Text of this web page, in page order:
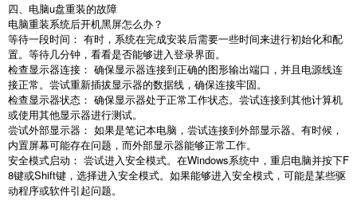
四、电脑u盘重装的故障
电脑重装系统后开机黑屏怎么办？
等待一段时间： 有时，系统在完成安装后需要一些时间来进行初始化和配
置。等待几分钟，看看是否能够进入登录界面。
检查显示器连接： 确保显示器连接到正确的图形输出端口，并且电源线连
接正常。尝试重新插拔显示器的数据线，确保连接牢固。
检查显示器状态： 确保显示器处于正常工作状态。尝试连接到其他计算机
或使用其他显示器进行测试。
尝试外部显示器： 如果是笔记本电脑，尝试连接到外部显示器。有时候，
内置屏幕可能存在问题，而外部显示器能够正常工作。
安全模式启动： 尝试进入安全模式。在Windows系统中，重启电脑并按下F
8键或Shift键，选择进入安全模式。如果能够进入安全模式，可能是某些驱
动程序或软件引起问题。